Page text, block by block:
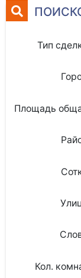
Тип
Площадь
Кол.